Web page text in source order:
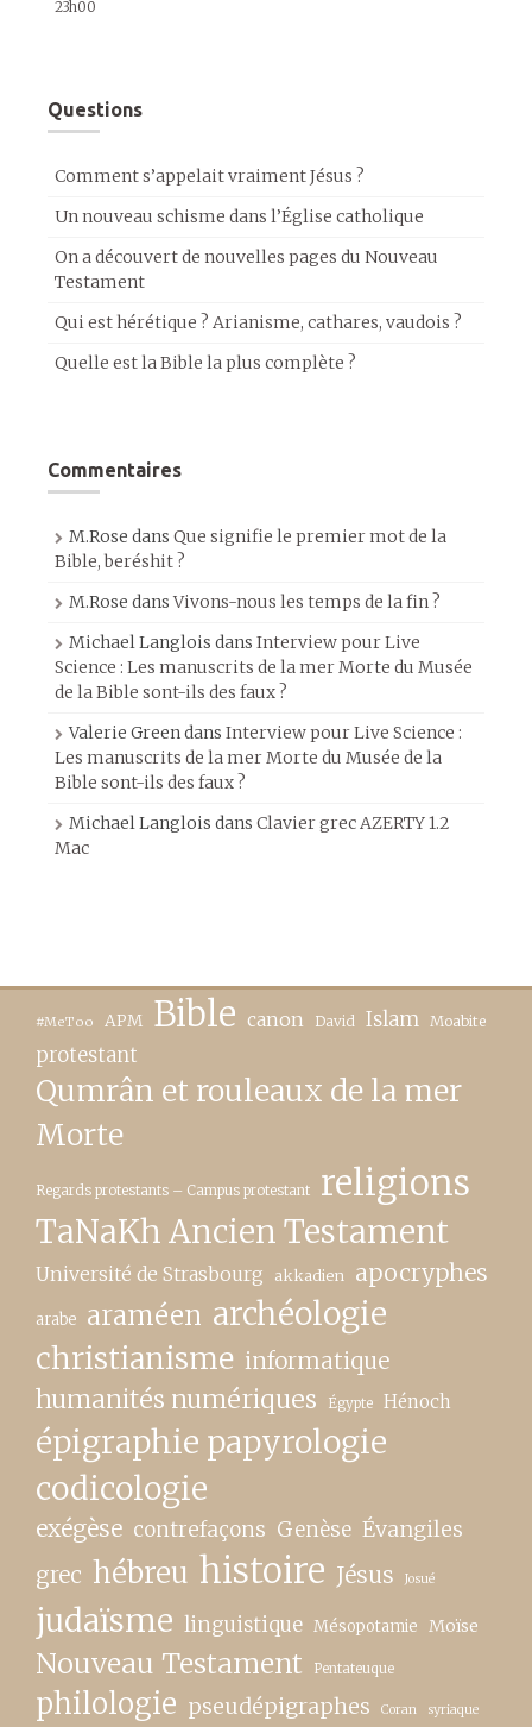
23h00
Questions
Comment s’appelait vraiment Jésus ?
Un nouveau schisme dans l’Église catholique
On a découvert de nouvelles pages du Nouveau
Testament
Qui est hérétique ? Arianisme, cathares, vaudois ?
Quelle est la Bible la plus complète ?
Commentaires
M.Rose dans Que signifie le premier mot de la
Bible, beréshit ?
M.Rose dansVivons-nous les temps de la fin ?
Michael Langlois dans Interview pour Live
Science : Les manuscrits de la mer Morte du Musée
de la Bible sont-ils des faux ?
Valerie Greendans Interview pour Live Science :
Les manuscrits de la mer Morte du Musée de la
Bible sont-ils des faux ?
Michael Langlois dans Clavier grec AZERTY 1.2
Mac
#MeToo APM Bible canon David Islam Moabite
protestant
Qumrân et rouleaux de la mer
Morte
Regards protestants – Campus protestant religions
TaNaKh Ancien Testament
Université de Strasbourg akkadien apocryphes
arabe araméen archéologie
christianisme informatique
humanités numériques Égypte Hénoch
épigraphie papyrologie
codicologie
exégèse contrefaçons Genèse Évangiles
grec hébreu histoire Jésus Josué
judaïsme linguistique Mésopotamie Moïse
Nouveau Testament Pentateuque
philologie pseudépigraphes Coran syriaque